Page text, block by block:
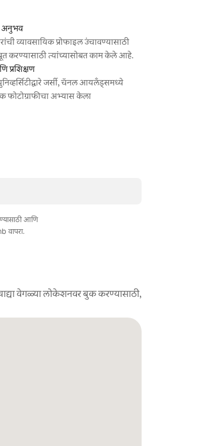
अनुभव
व्यावसायिक प्रोफाइल उंचावण्यासाठी
करण्यासाठी त्यांच्यासोबत काम केले आहे.
प्रशिक्षण
जर्सी, चॅनल आयलँड्समध्ये
फोटोग्राफीचा अभ्यास केला
आणि
वापरा.
वेगळ्या लोकेशनवर बुक करण्यासाठी,